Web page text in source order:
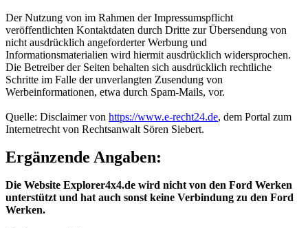
Der Nutzung von im Rahmen der Impressumspflicht
veröffentlichten Kontaktdaten durch Dritte zur Übersendung von
nicht ausdrücklich angeforderter Werbung und
Informationsmaterialien wird hiermit ausdrücklich widersprochen.
Die Betreiber der Seiten behalten sich ausdrücklich rechtliche
Schritte im Falle der unverlangten Zusendung von
Werbeinformationen, etwa durch Spam-Mails, vor.
Quelle: Disclaimer von https://www.e-recht24.de, dem Portal zum
Internetrecht von Rechtsanwalt Sören Siebert.
Ergänzende Angaben:
Die Website Explorer4x4.de wird nicht von den Ford Werken
unterstützt und hat auch sonst keine Verbindung zu den Ford
Werken.